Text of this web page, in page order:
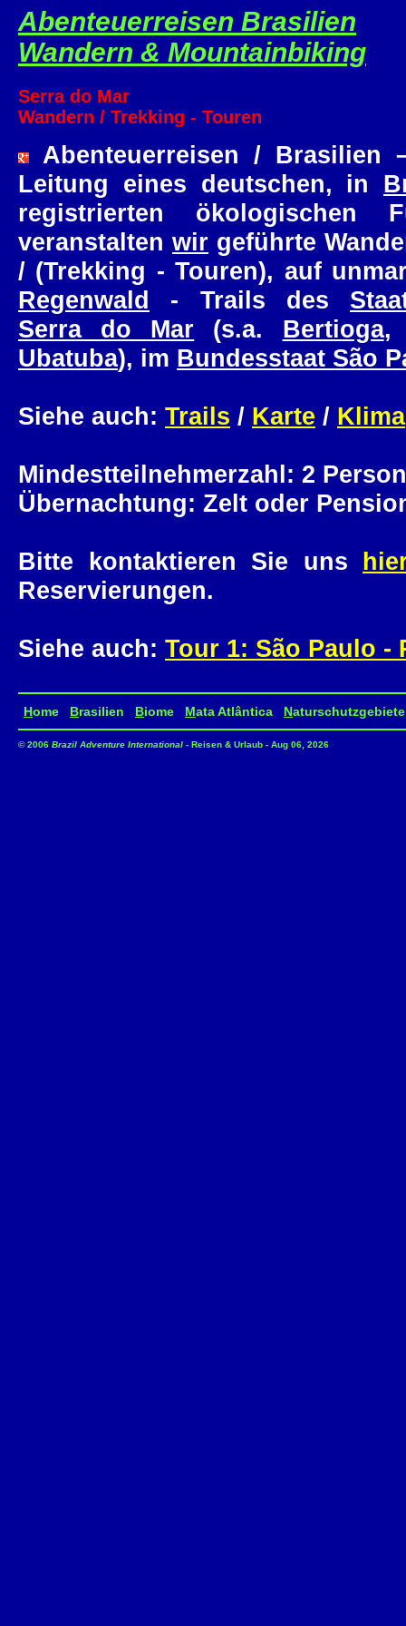
Abenteuerreisen Brasilien
Wandern & Mountainbiking
Serra do Mar
Wandern / Trekking - Touren
Abenteuerreisen / Brasilien
Leitung eines deutschen, in
registrierten ökologischen
veranstalten wir geführte
/ (Trekking - Touren), auf
Regenwald - Trails des
Serra do Mar (s.a. Bertioga
Ubatuba), im Bundesstaat São
Siehe auch: Trails / Karte / Klima
Mindestteilnehmerzahl: 2
Übernachtung: Zelt oder
Bitte kontaktieren Sie uns
Reservierungen.
Siehe auch: Tour 1: São Paulo -
Home Brasilien Biome Mata Atlântica Naturschutzgebiete
© 2006 Brazil Adventure International - Reisen & Urlaub - Aug 06, 2026